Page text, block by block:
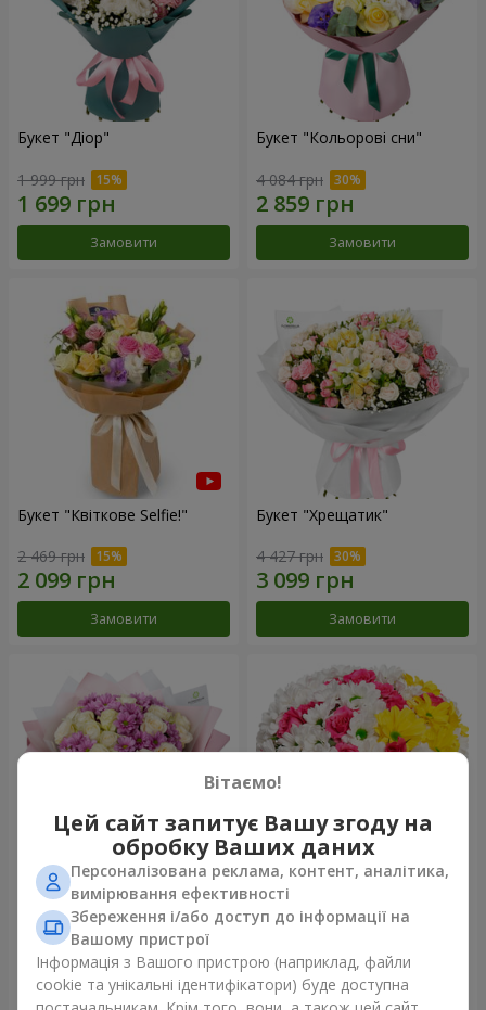
Букет "Діор"
1 999 грн
Замовити
Букет "Кольорові сни"
4 084 грн
Замовити
Букет "Квіткове Selfie!"
2 469 грн
Замовити
Букет "Хрещатик"
4 427 грн
Замовити
Букет "Дежавю"
2 893 грн
Замовити
Квіти в коробці "Моє серце"
Замовити
Вітаємо!
Цей сайт запитує Вашу згоду на
обробку Ваших даних
Персоналізована реклама, контент, аналітика,
вимірювання ефективності
Збереження і/або доступ до інформації на
Вашому пристрої
Інформація з Вашого пристрою (наприклад, файли
cookie та унікальні ідентифікатори) буде доступна